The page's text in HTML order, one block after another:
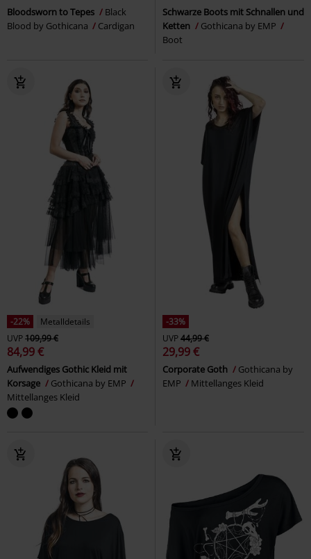
Bloodsworn to Tepes
Black
Blood by Gothicana
Cardigan
Schwarze Boots mit Schnallen und
Ketten
Gothicana by EMP
Boot
-22%
Metalldetails
UVP109,99 €
84,99 €
Aufwendiges Gothic Kleid mit
Korsage
Gothicana by EMP
Mittellanges Kleid
-33%
UVP44,99 €
29,99 €
Corporate Goth
Gothicana by
EMP
Mittellanges Kleid